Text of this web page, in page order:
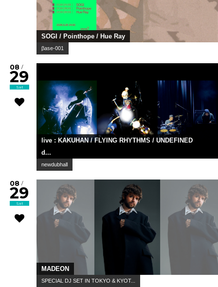
SOGI / Pointhope / Hue Ray
βase-001
08 /
29
Sat
live : KAKUHAN / FLYING RHYTHMS / UNDEFINED
d...
newdubhall
08 /
29
Sat
MADEON
SPECIAL DJ SET IN TOKYO & KYOT...